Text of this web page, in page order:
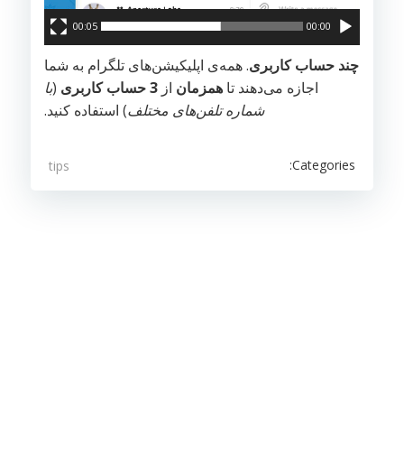
00:00
00:05
چند حساب کاربری. همه‌ی اپلیکیشن‌های تلگرام به شما
اجازه می‌دهند تا همزمان از 3 حساب کاربری (با
شماره تلفن‌های مختلف) استفاده کنید.
Categories:
tips